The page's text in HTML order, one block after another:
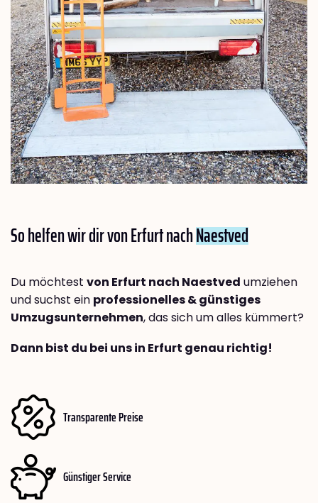
So helfen wir dir von Erfurt nachNaestved
Du möchtest von Erfurt nach Naestved umziehen
und suchst ein professionelles & günstiges
Umzugsunternehmen, das sich um alles kümmert?
Dann bist du bei uns in Erfurt genau richtig!
Transparente Preise
Günstiger Service